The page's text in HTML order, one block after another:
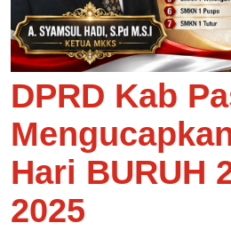
DPRD Kab
Hari BURUH
2025